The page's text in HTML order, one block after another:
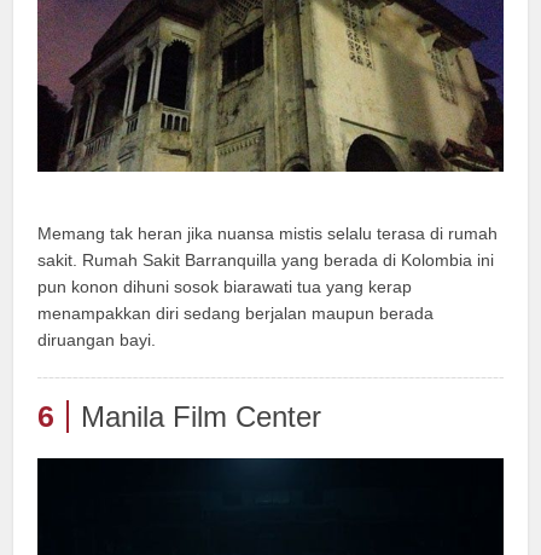
Memang tak heran jika nuansa mistis selalu terasa di rumah
sakit. Rumah Sakit Barranquilla yang berada di Kolombia ini
pun konon dihuni sosok biarawati tua yang kerap
menampakkan diri sedang berjalan maupun berada
diruangan bayi.
6 Manila Film Center